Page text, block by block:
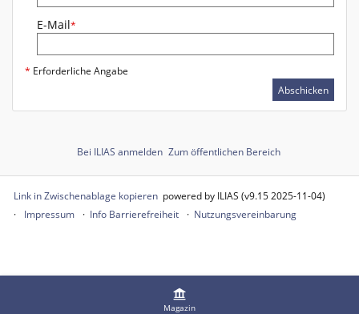
Magazin
E-Mail*
* Erforderliche Angabe
Abschicken
Bei ILIAS anmelden Zum öffentlichen Bereich
Link in Zwischenablage kopieren powered by ILIAS (v9.15 2025-11-04)
Impressum
Info Barrierefreiheit Nutzungsvereinbarung